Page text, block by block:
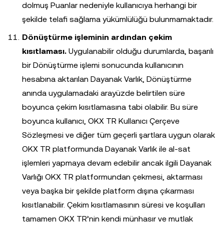
dolmuş Puanlar nedeniyle kullanıcıya herhangi bir
şekilde telafi sağlama yükümlülüğü bulunmamaktadır.
Dönüştürme işleminin ardından çekim
kısıtlaması. Uygulanabilir olduğu durumlarda, başarılı
bir Dönüştürme işlemi sonucunda kullanıcının
hesabına aktarılan Dayanak Varlık, Dönüştürme
anında uygulamadaki arayüzde belirtilen süre
boyunca çekim kısıtlamasına tabi olabilir. Bu süre
boyunca kullanıcı, OKX TR Kullanıcı Çerçeve
Sözleşmesi ve diğer tüm geçerli şartlara uygun olarak
OKX TR platformunda Dayanak Varlık ile al-sat
işlemleri yapmaya devam edebilir ancak ilgili Dayanak
Varlığı OKX TR platformundan çekmesi, aktarması
veya başka bir şekilde platform dışına çıkarması
kısıtlanabilir. Çekim kısıtlamasının süresi ve koşulları
tamamen OKX TR’nin kendi münhasır ve mutlak